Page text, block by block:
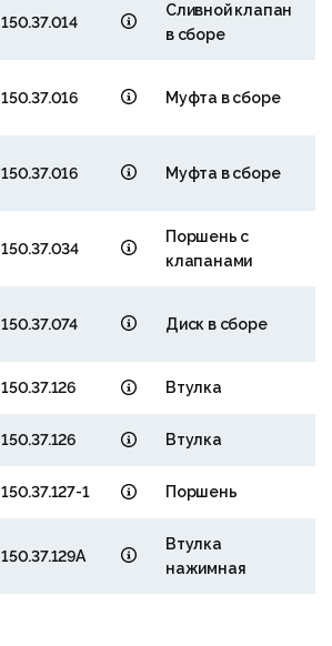
150.37.014
Сливной клапан
в сборе
150.37.016 Муфта в сборе
150.37.016 Муфта в сборе
150.37.034
Поршень с
клапанами
150.37.074 Диск в сборе
150.37.126 Втулка
150.37.126 Втулка
150.37.127-1 Поршень
150.37.129А
Втулка
нажимная